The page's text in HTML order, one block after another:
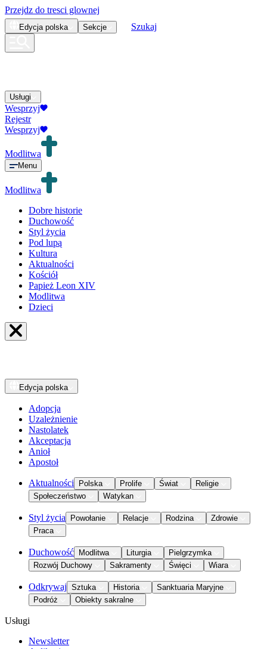
Przejdz do tresci glownej
Edycja polska Sekcje Szukaj
Usługi
Wesprzyj
Rejestr
Wesprzyj
Modlitwa
Menu
Modlitwa
Dobre historie
Duchowość
Styl życia
Pod lupą
Kultura
Aktualności
Kościół
Papież Leon XIV
Modlitwa
Dzieci
Edycja polska
Adopcja
Uzależnienie
Nastolatek
Akceptacja
Anioł
Apostoł
Aktualności Polska Prolife Świat
Religie
Społeczeństwo
Watykan
Styl życia Powołanie Relacje Rodzina
Zdrowie
Praca
Duchowość Modlitwa Liturgia
Pielgrzymka
Rozwój Duchowy
Sakramenty Święci Wiara
Odkrywaj Sztuka Historia
Sanktuaria Maryjne
Podróż
Obiekty sakralne
Usługi
Newsletter